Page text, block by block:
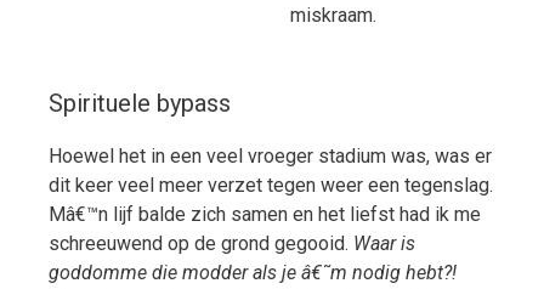
miskraam.
Spirituele bypass
Hoewel het in een veel vroeger stadium was, was er
dit keer veel meer verzet tegen weer een tegenslag.
Mâ€™n lijf balde zich samen en het liefst had ik me
schreeuwend op de grond gegooid. Waar is
goddomme die modder als je â€˜m nodig hebt?!